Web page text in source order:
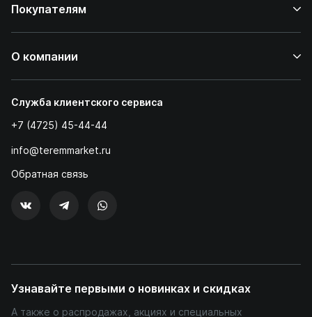
Покупателям
О компании
Служба клиентского сервиса
+7 (4725) 45-44-44
info@teremmarket.ru
Обратная связь
Узнавайте первыми о новинках и скидках
А также о распродажах, акциях и специальных